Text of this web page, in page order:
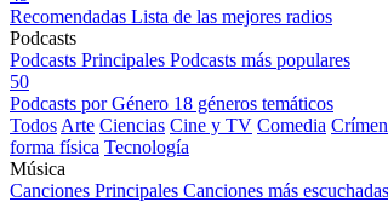
Recomendadas Lista de las mejores radios
Podcasts
Podcasts Principales Podcasts más populares
50
Podcasts por Género 18 géneros temáticos
Todos Arte Ciencias Cine y TV Comedia
forma física Tecnología
Música
Canciones Principales Canciones más escuchadas